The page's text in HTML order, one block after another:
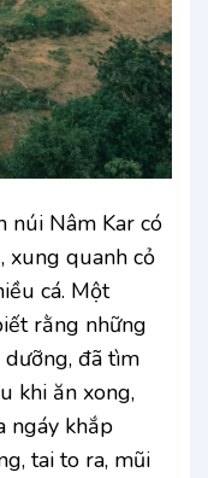
núi Nâm Kar có
xung quanh cỏ
cá. Một
rằng những
đã tìm
khi ăn xong,
ngáy khắp
tai to ra, mũi